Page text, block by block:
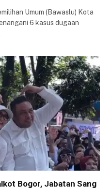
Umum (Bawaslu) Kota
6 kasus dugaan
Bogor, Jabatan Sang